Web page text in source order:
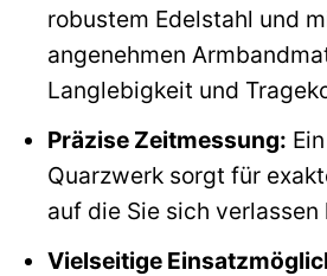
robustem Edelstahl und
angenehmen
Langlebigkeit und
Präzise Zeitmessung:
Quarzwerk sorgt für
auf die Sie sich verlassen
Vielseitige